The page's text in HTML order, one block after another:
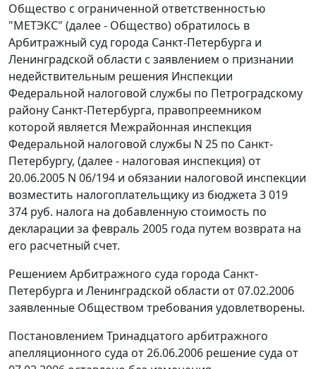
Общество с ограниченной ответственностью
"МЕТЭКС" (далее - Общество) обратилось в
Арбитражный суд города Санкт-Петербурга и
Ленинградской области с заявлением о признании
недействительным решения Инспекции
Федеральной налоговой службы по Петроградскому
району Санкт-Петербурга, правопреемником
которой является Межрайонная инспекция
Федеральной налоговой службы N 25 по Санкт-
Петербургу, (далее - налоговая инспекция) от
20.06.2005 N 06/194 и обязании налоговой инспекции
возместить налогоплательщику из бюджета 3 019
374 руб. налога на добавленную стоимость по
декларации за февраль 2005 года путем возврата на
его расчетный счет.
Решением Арбитражного суда города Санкт-
Петербурга и Ленинградской области от 07.02.2006
заявленные Обществом требования удовлетворены.
Постановлением Тринадцатого арбитражного
апелляционного суда от 26.06.2006 решение суда от